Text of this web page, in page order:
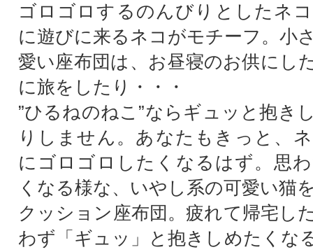
ゴロゴロするのんびりとしたネ
に遊びに来るネコがモチーフ。小
愛い座布団は、お昼寝のお供にし
に旅をしたり・・・
”ひるねのねこ”ならギュッと抱き
りしません。あなたもきっと、
にゴロゴロしたくなるはず。思
くなる様な、いやし系の可愛い猫
クッション座布団。疲れて帰宅し
わず「ギュッ」と抱きしめたくな